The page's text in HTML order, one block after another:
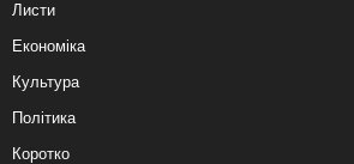
Листи
Економіка
Культура
Політика
Коротко